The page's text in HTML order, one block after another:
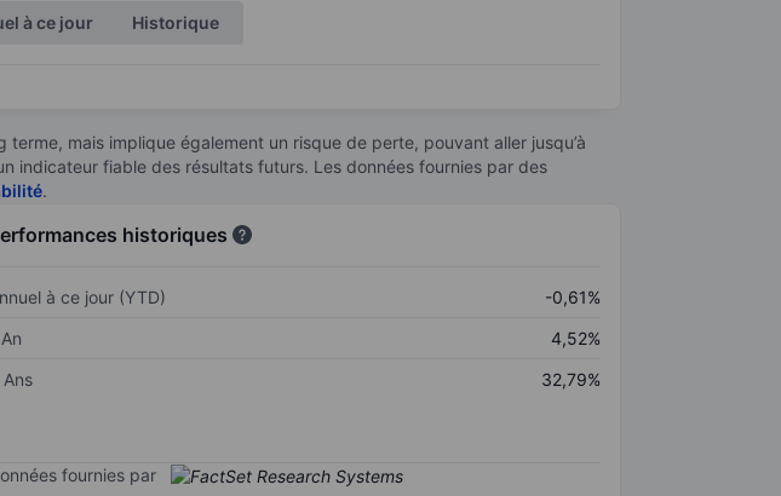
à ce jour Historique
mais implique également un risque de perte, pouvant aller jusqu’à
indicateur fiable des résultats futurs. Les données fournies par des
.
historiques
à ce jour (YTD)
-0,61%
4,52%
Ans
32,79%
fournies par